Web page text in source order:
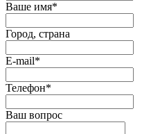
Ваше имя*
Город, страна
E-mail*
Телефон*
Ваш вопрос